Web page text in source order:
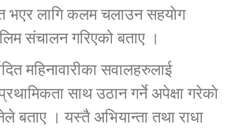
भएर लागि कलम चलाउन सहयाेग
संचालन गरिएको बताए ।
महिनावारीका सवालहरुलाई
साथ उठान गर्ने अपेक्षा गरेकाे
बताए । यस्तै अभियान्ता तथा राधा